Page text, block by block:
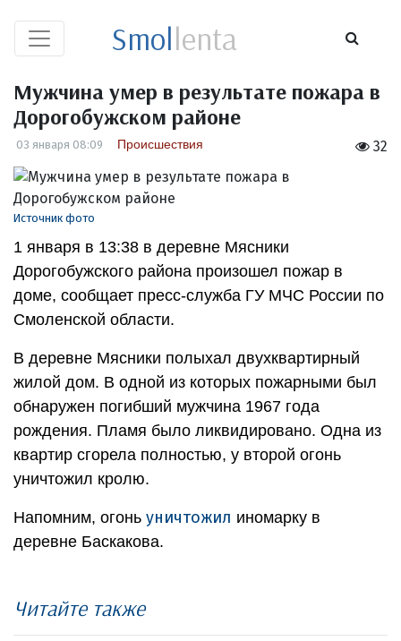
Smollenta
Мужчина умер в результате пожара в
Дорогобужском районе
32
03 января 08:09 Происшествия
Источник фото
1 января в 13:38 в деревне Мясники
Дорогобужского района произошел пожар в
доме, сообщает пресс-служба ГУ МЧС России по
Смоленской области.
В деревне Мясники полыхал двухквартирный
жилой дом. В одной из которых пожарными был
обнаружен погибший мужчина 1967 года
рождения. Пламя было ликвидировано. Одна из
квартир сгорела полностью, у второй огонь
уничтожил кролю.
Напомним, огонь уничтожил иномарку в
деревне Баскакова.
Читайте также